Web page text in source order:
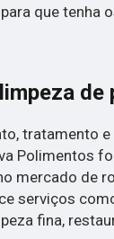
que tenha
de
tratamento
Polimentos
mercado de
serviços
fina,